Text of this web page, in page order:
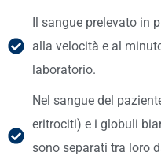
Il sangue prelevato in
alla velocità e al
laboratorio.
Nel sangue del
eritrociti) e i globuli
sono separati tra loro